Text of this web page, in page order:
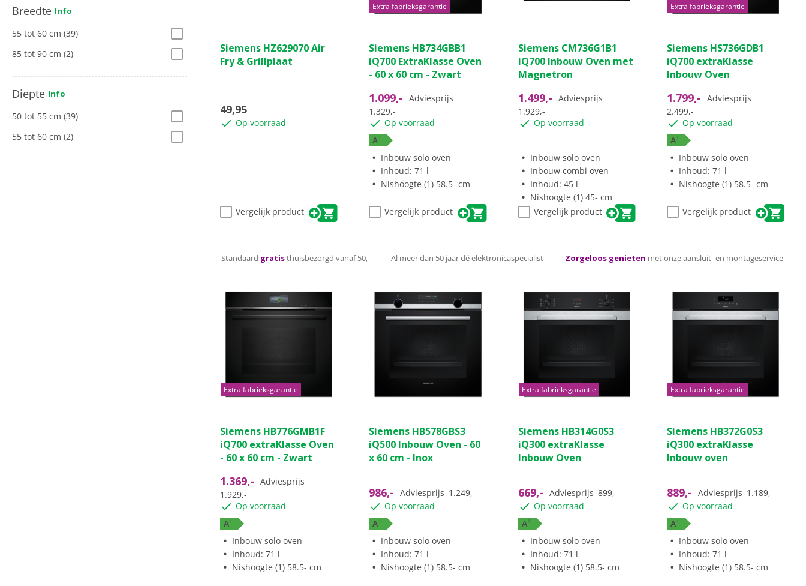
Breedte Info
55 tot 60 cm (39)
85 tot 90 cm (2)
Diepte Info
50 tot 55 cm (39)
55 tot 60 cm (2)
Siemens HZ629070 Air
Fry & Grillplaat
49,95
Op voorraad
Vergelijk product
Extra fabrieksgarantie
Siemens HB734GBB1
iQ700 ExtraKlasse Oven
- 60 x 60 cm - Zwart
1.099,- Adviesprijs
1.329,-
Op voorraad
A+
Inbouw solo oven
Inhoud: 71 l
Nishoogte (1) 58.5- cm
Vergelijk product
Siemens CM736G1B1
iQ700 Inbouw Oven met
Magnetron
1.499,- Adviesprijs
1.929,-
Op voorraad
Inbouw solo oven
Inbouw combi oven
Inhoud: 45 l
Nishoogte (1) 45- cm
Vergelijk product
Extra fabrieksgarantie
Siemens HS736GDB1
iQ700 extraKlasse
Inbouw Oven
1.799,- Adviesprijs
2.499,-
Op voorraad
A+
Inbouw solo oven
Inhoud: 71 l
Nishoogte (1) 58.5- cm
Vergelijk product
Standaard gratisthuisbezorgd vanaf 50,- Al meer dan 50 jaar dé elektronicaspecialist Zorgeloos genieten met onze aansluit- en montageservice
Extra fabrieksgarantie
Siemens HB776GMB1F
iQ700 extraKlasse Oven
- 60 x 60 cm - Zwart
1.369,- Adviesprijs
1.929,-
Op voorraad
A+
Inbouw solo oven
Inhoud: 71 l
Nishoogte (1) 58.5- cm
Siemens HB578GBS3
iQ500 Inbouw Oven - 60
x 60 cm - Inox
986,- Adviesprijs 1.249,-
Op voorraad
A+
Inbouw solo oven
Inhoud: 71 l
Nishoogte (1) 58.5- cm
Extra fabrieksgarantie
Siemens HB314G0S3
iQ300 extraKlasse
Inbouw Oven
669,- Adviesprijs 899,-
Op voorraad
A+
Inbouw solo oven
Inhoud: 71 l
Nishoogte (1) 58.5- cm
Extra fabrieksgarantie
Siemens HB372G0S3
iQ300 extraKlasse
Inbouw oven
889,- Adviesprijs 1.189,-
Op voorraad
A+
Inbouw solo oven
Inhoud: 71 l
Nishoogte (1) 58.5- cm